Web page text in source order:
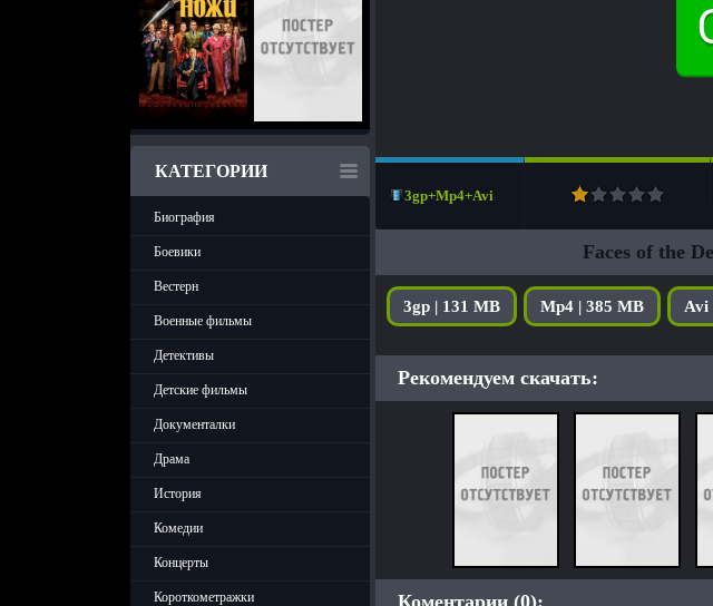
КАТЕГОРИИ
Биография
Боевики
Вестерн
Военные фильмы
Детективы
Детские фильмы
Документалки
Драма
История
Комедии
Концерты
Короткометражки
3gp+Mp4+Avi
Faces of the
3gp | 131 MB Mp4 | 385 MB Avi
Рекомендуем скачать:
Коментарии (0):